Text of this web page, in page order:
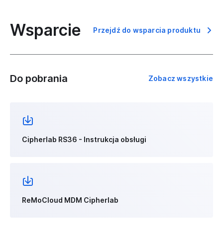
Wsparcie Przejdź do wsparcia produktu
Do pobrania Zobacz wszystkie
Cipherlab RS36 - Instrukcja obsługi
ReMoCloud MDM Cipherlab